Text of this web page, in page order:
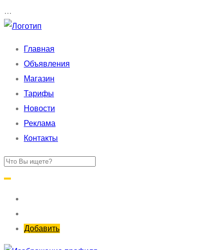
…
Главная
Объявления
Магазин
Тарифы
Новости
Реклама
Контакты
Добавить